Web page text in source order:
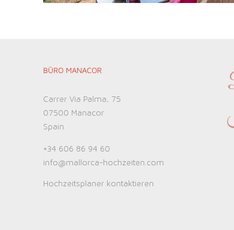
BÜRO MANACOR
Carrer Via Palma, 75
07500 Manacor
Spain
+34 606 86 94 60
info@mallorca-hochzeiten.com
Hochzeitsplaner kontaktieren